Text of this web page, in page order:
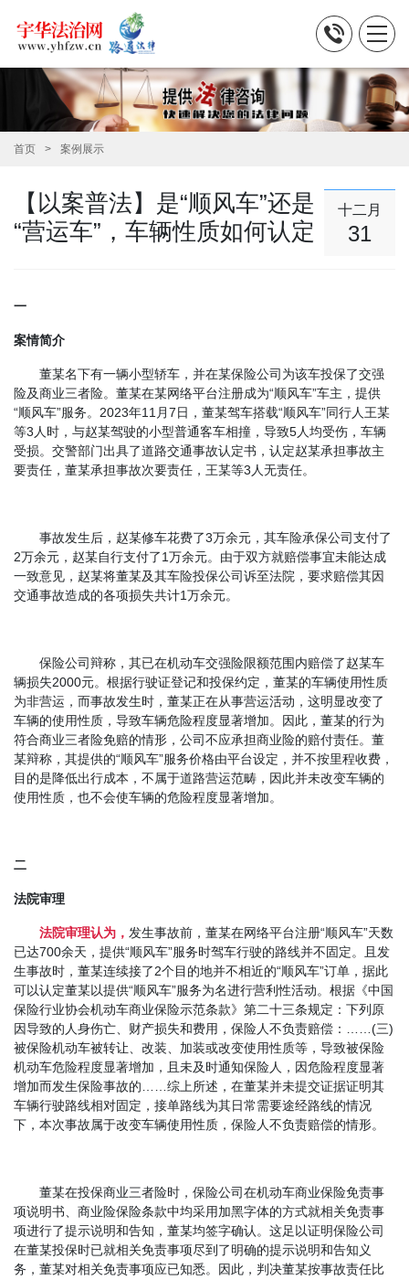
首页 案例展示
【以案普法】是“顺风车”还是
“营运车”，车辆性质如何认定
十二月
31
一
案情简介
董某名下有一辆小型轿车，并在某保险公司为该车投保了交强
险及商业三者险。董某在某网络平台注册成为“顺风车”车主，提供
“顺风车”服务。2023年11月7日，董某驾车搭载“顺风车”同行人王某
等3人时，与赵某驾驶的小型普通客车相撞，导致5人均受伤，车辆
受损。交警部门出具了道路交通事故认定书，认定赵某承担事故主
要责任，董某承担事故次要责任，王某等3人无责任。
事故发生后，赵某修车花费了3万余元，其车险承保公司支付了
2万余元，赵某自行支付了1万余元。由于双方就赔偿事宜未能达成
一致意见，赵某将董某及其车险投保公司诉至法院，要求赔偿其因
交通事故造成的各项损失共计1万余元。
保险公司辩称，其已在机动车交强险限额范围内赔偿了赵某车
辆损失2000元。根据行驶证登记和投保约定，董某的车辆使用性质
为非营运，而事故发生时，董某正在从事营运活动，这明显改变了
车辆的使用性质，导致车辆危险程度显著增加。因此，董某的行为
符合商业三者险免赔的情形，公司不应承担商业险的赔付责任。董
某辩称，其提供的“顺风车”服务价格由平台设定，并不按里程收费，
目的是降低出行成本，不属于道路营运范畴，因此并未改变车辆的
使用性质，也不会使车辆的危险程度显著增加。
二
法院审理
法院审理认为， 发生事故前，董某在网络平台注册“顺风车”天数
已达700余天，提供“顺风车”服务时驾车行驶的路线并不固定。且发
生事故时，董某连续接了2个目的地并不相近的“顺风车”订单，据此
可以认定董某以提供“顺风车”服务为名进行营利性活动。根据《中国
保险行业协会机动车商业保险示范条款》第二十三条规定：下列原
因导致的人身伤亡、财产损失和费用，保险人不负责赔偿：……(三)
被保险机动车被转让、改装、加装或改变使用性质等，导致被保险
机动车危险程度显著增加，且未及时通知保险人，因危险程度显著
增加而发生保险事故的……综上所述，在董某并未提交证据证明其
车辆行驶路线相对固定，接单路线为其日常需要途经路线的情况
下，本次事故属于改变车辆使用性质，保险人不负责赔偿的情形。
董某在投保商业三者险时，保险公司在机动车商业保险免责事
项说明书、商业险保险条款中均采用加黑字体的方式就相关免责事
项进行了提示说明和告知，董某均签字确认。这足以证明保险公司
在董某投保时已就相关免责事项尽到了明确的提示说明和告知义
务，董某对相关免责事项应已知悉。因此，判决董某按事故责任比